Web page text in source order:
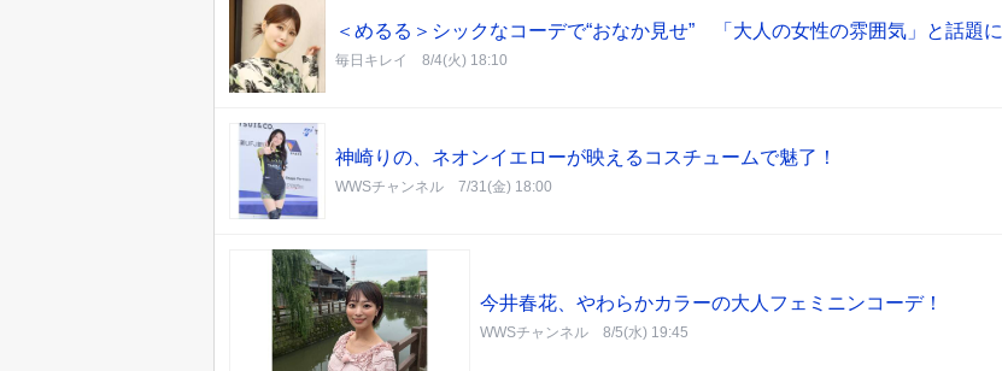
＜めるる＞シックなコーデで“おなか見せ” 「大人の女性の雰囲気」と話題に
毎日キレイ 8/4(火) 18:10
神崎りの、ネオンイエローが映えるコスチュームで魅了！
WWSチャンネル 7/31(金) 18:00
今井春花、やわらかカラーの大人フェミニンコーデ！
WWSチャンネル 8/5(水) 19:45